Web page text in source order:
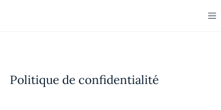
Politique de confidentialité